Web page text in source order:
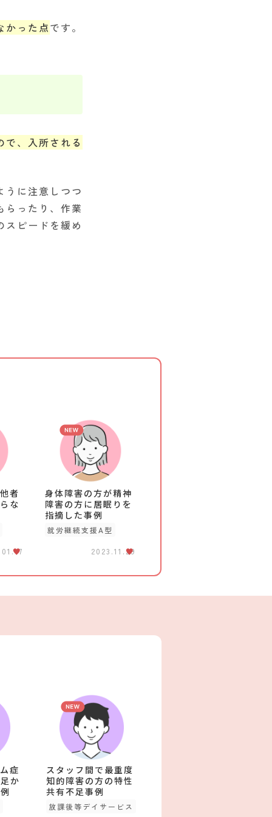
かった点です。
、入所される
うに注意しつつ
らったり、作業
ピードを緩め
者
な
身体障害の方が精神
障害の方に居眠りを
指摘した事例
就労継続支援A型
2023.11.29
症
か
スタッフ間で最重度
知的障害の方の特性
共有不足事例
放課後等デイサービス